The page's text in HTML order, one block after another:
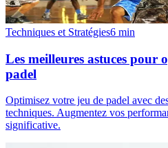
Techniques et Stratégies6 min
Les meilleures astuces pour
padel
Optimisez votre jeu de padel avec
techniques. Augmentez vos
significative.